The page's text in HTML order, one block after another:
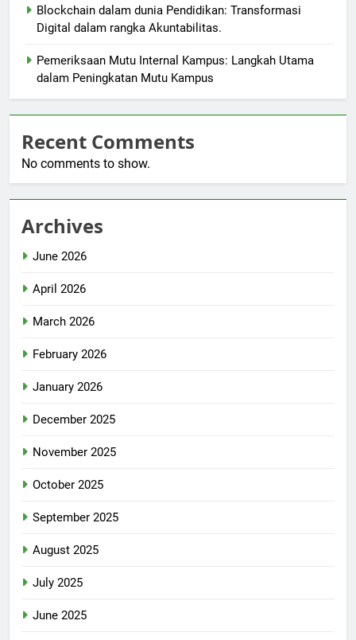
Blockchain dalam dunia Pendidikan: Transformasi
Digital dalam rangka Akuntabilitas.
Pemeriksaan Mutu Internal Kampus: Langkah Utama
dalam Peningkatan Mutu Kampus
Recent Comments
No comments to show.
Archives
June 2026
April 2026
March 2026
February 2026
January 2026
December 2025
November 2025
October 2025
September 2025
August 2025
July 2025
June 2025